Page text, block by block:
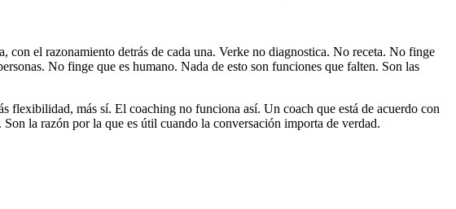
con el razonamiento detrás de cada una. Verke no diagnostica. No receta. No finge
No finge que es humano. Nada de esto son funciones que falten. Son las
flexibilidad, más sí. El coaching no funciona así. Un coach que está de acuerdo con
la razón por la que es útil cuando la conversación importa de verdad.